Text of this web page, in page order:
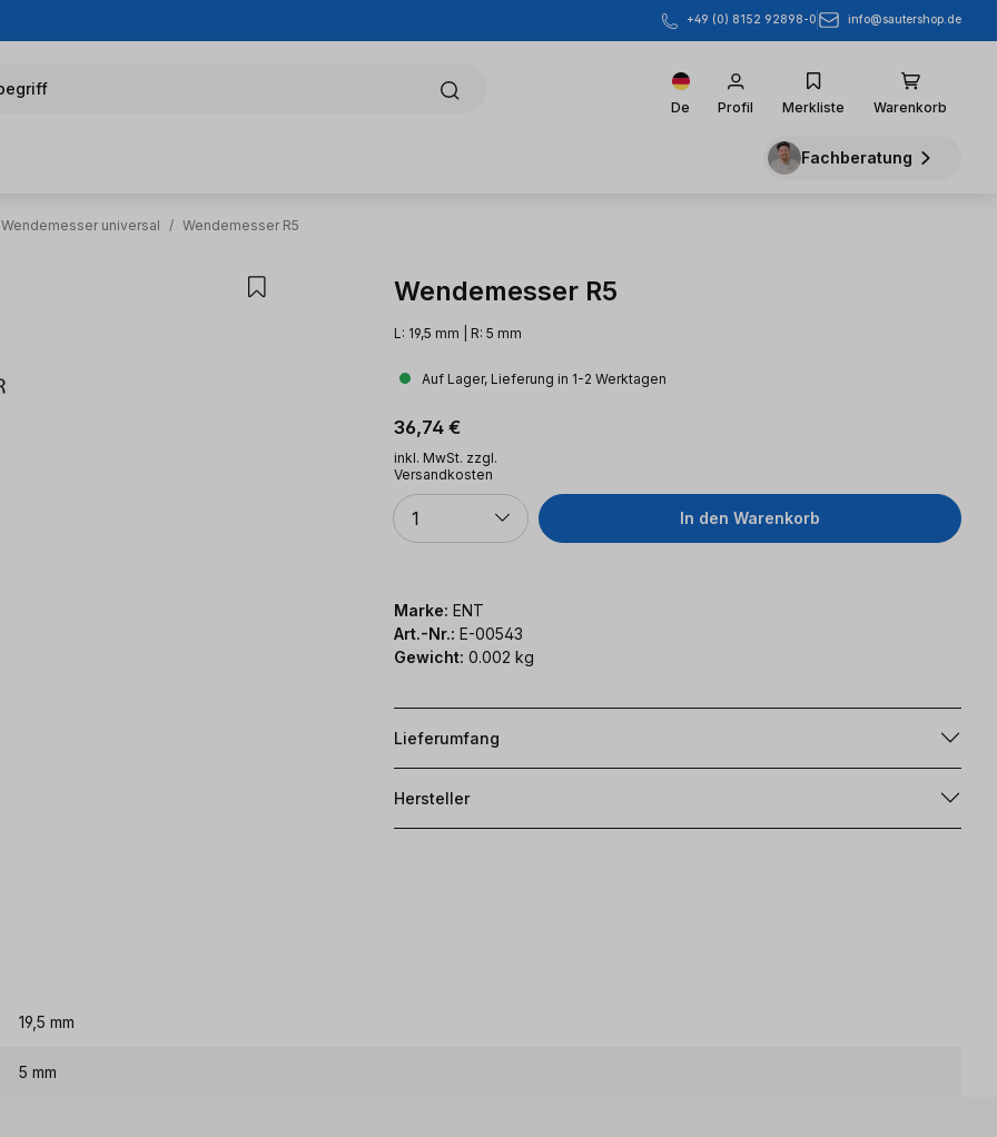
+49 (0) 8152 92898-0 info@sautershop.de
De Profil Merkliste Warenkorb
Fachberatung
Wendemesser universal / Wendemesser R5
Wendemesser R5
L: 19,5 mm | R: 5 mm
Auf Lager, Lieferung in 1-2 Werktagen
Regulärer Preis:
36,74 €
inkl. MwSt. zzgl.
Versandkosten
Anzahl
1 In den Warenkorb
Marke: ENT
Art.-Nr.: E-00543
Gewicht: 0.002 kg
Lieferumfang
Hersteller
19,5 mm
5 mm